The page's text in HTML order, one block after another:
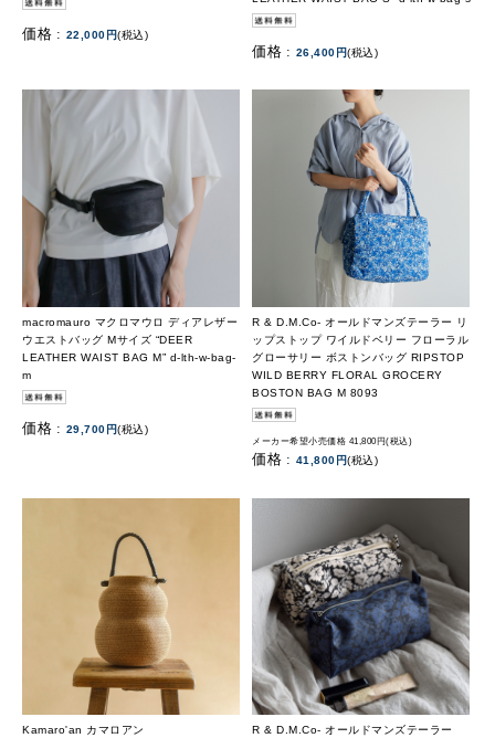
価格 : 22,000円(税込)
価格 : 26,400円(税込)
macromauro マクロマウロ ディアレザー
ウエストバッグ Mサイズ “DEER
LEATHER WAIST BAG M” d-lth-w-bag-
m
価格 : 29,700円(税込)
R & D.M.Co- オールドマンズテーラー リ
ップストップ ワイルドベリー フローラル
グローサリー ボストンバッグ RIPSTOP
WILD BERRY FLORAL GROCERY
BOSTON BAG M 8093
メーカー希望小売価格 41,800円(税込)
価格 : 41,800円(税込)
Kamaro'an カマロアン
R & D.M.Co- オールドマンズテーラー